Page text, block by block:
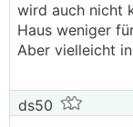
wird auch nicht
Haus weniger
Aber vielleicht
ds50